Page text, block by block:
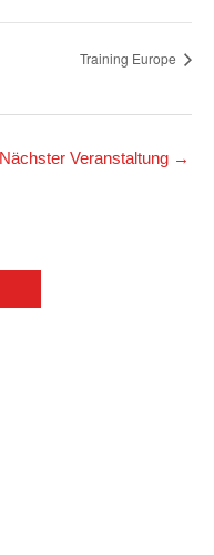
Training Europe
Nächster Veranstaltung →